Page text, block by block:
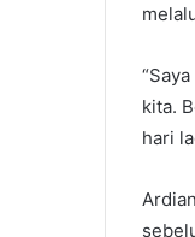
kita.
hari